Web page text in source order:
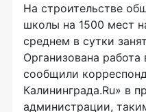
На строительстве
школы на 1500 мест
среднем в сутки
Организована
сообщили
Калининграда.Ru» в
администрации,